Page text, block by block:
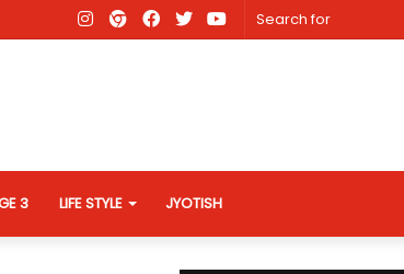
Youtube
X
Facebook
AD
Instagram
3 LIFE STYLE JYOTISH